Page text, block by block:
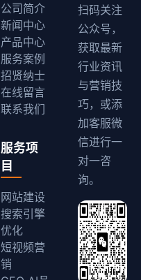
公司简介
新闻中心
产品中心
服务案例
招贤纳士
在线留言
联系我们
服务项
目
网站建设
搜索引擎
优化
短视频营
销
扫码关注
公众号，
获取最新
行业资讯
与营销技
巧，或添
加客服微
信进行一
对一咨
询。